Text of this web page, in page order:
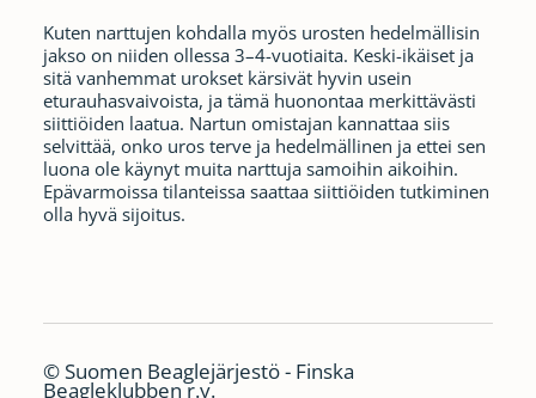
Kuten narttujen kohdalla myös urosten hedelmällisin
jakso on niiden ollessa 3–4-vuotiaita. Keski-ikäiset ja
sitä vanhemmat urokset kärsivät hyvin usein
eturauhasvaivoista, ja tämä huonontaa merkittävästi
siittiöiden laatua. Nartun omistajan kannattaa siis
selvittää, onko uros terve ja hedelmällinen ja ettei sen
luona ole käynyt muita narttuja samoihin aikoihin.
Epävarmoissa tilanteissa saattaa siittiöiden tutkiminen
olla hyvä sijoitus.
©Suomen Beaglejärjestö - Finska
Beagleklubben r.y.